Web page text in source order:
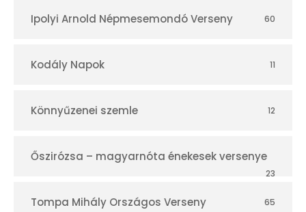
Ipolyi Arnold Népmesemondó Verseny 60
Kodály Napok 11
Könnyűzenei szemle 12
Őszirózsa – magyarnóta énekesek versenye
23
Tompa Mihály Országos Verseny 65